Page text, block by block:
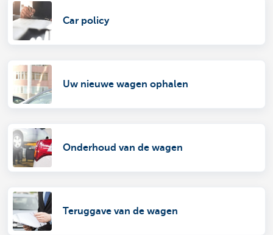
Car policy
Uw nieuwe wagen ophalen
Onderhoud van de wagen
Teruggave van de wagen